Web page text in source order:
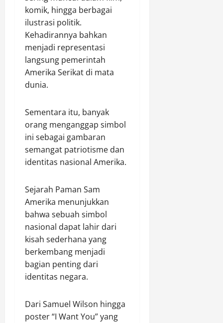
komik, hingga berbagai
ilustrasi politik.
Kehadirannya bahkan
menjadi representasi
langsung pemerintah
Amerika Serikat di mata
dunia.
Sementara itu, banyak
orang menganggap simbol
ini sebagai gambaran
semangat patriotisme dan
identitas nasional Amerika.
Sejarah Paman Sam
Amerika menunjukkan
bahwa sebuah simbol
nasional dapat lahir dari
kisah sederhana yang
berkembang menjadi
bagian penting dari
identitas negara.
Dari Samuel Wilson hingga
poster “I Want You” yang